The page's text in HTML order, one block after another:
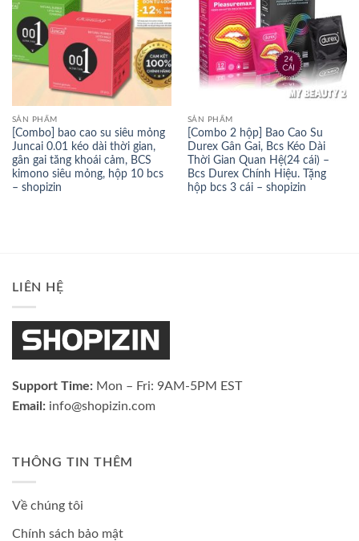
SẢN PHẨM
[Combo] bao cao su siêu mỏng
Juncai 0.01 kéo dài thời gian,
gân gai tăng khoái cảm, BCS
kimono siêu mỏng, hộp 10 bcs
– shopizin
SẢN PHẨM
[Combo 2 hộp] Bao Cao Su
Durex Gân Gai, Bcs Kéo Dài
Thời Gian Quan Hệ(24 cái) –
Bcs Durex Chính Hiệu. Tặng
hộp bcs 3 cái – shopizin
LIÊN HỆ
Support Time: Mon – Fri: 9AM-5PM EST
Email: info@shopizin.com
THÔNG TIN THÊM
Về chúng tôi
Chính sách bảo mật